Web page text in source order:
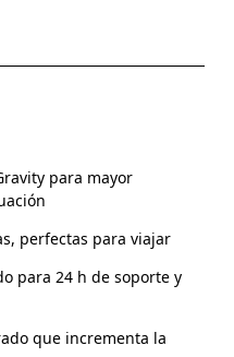
para mayor
perfectas para viajar
para 24 h de soporte y
que incrementa la